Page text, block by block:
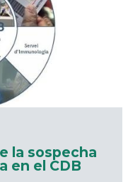
la sospecha
en el CDB